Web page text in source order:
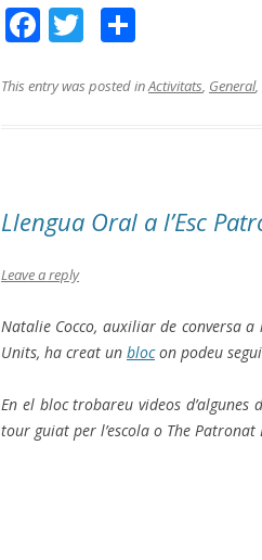
F
ce
k
tt m
ix
This entry was posted inActivitats, General,
Llengua Oral a l’Esc
Leave a reply
Natalie Cocco, auxiliar de conversa a
Units, ha creat un blocon podeu
En el bloc trobareu videos d’algunes
tour guiat per l’escola o The Patronat